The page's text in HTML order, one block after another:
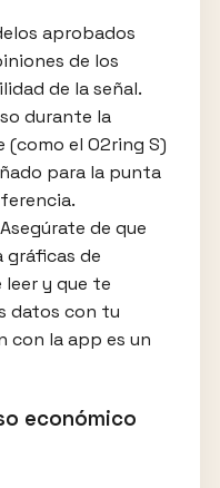
aprobados
de los
de la señal.
durante la
(como el O2ring S)
para la punta
Asegúrate de que
de
y que te
datos con tu
con la app es un
económico